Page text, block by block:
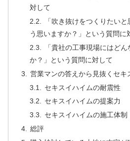
対して
「吹き抜けをつくりたい
う思いますか？」という質問に
「貴社の工事現場にはど
か？」という質問に対して
営業マンの答えから見抜くセキ
セキスイハイムの耐震性
セキスイハイムの提案力
セキスイハイムの施工体制
総評